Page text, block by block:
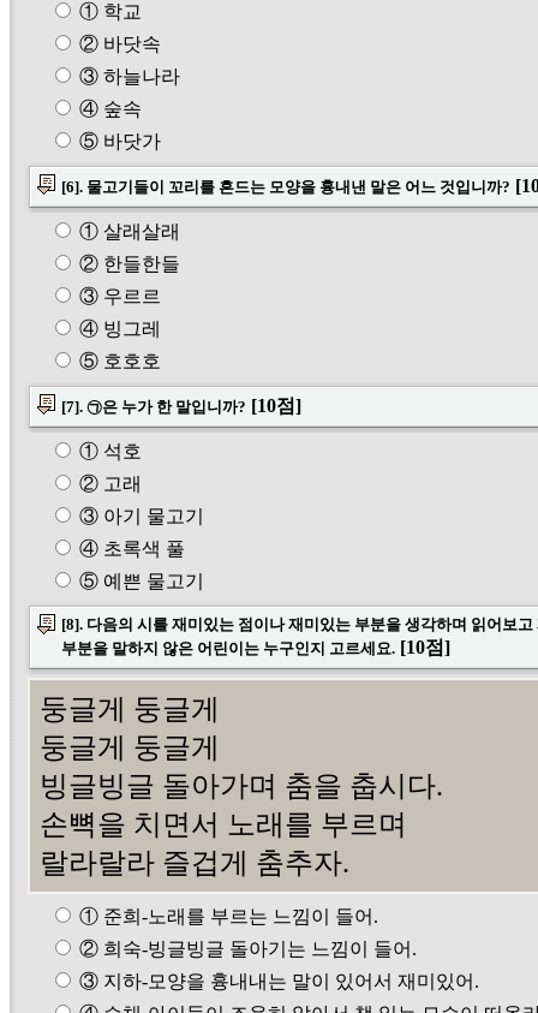
① 학교
② 바닷속
③ 하늘나라
④ 숲속
⑤ 바닷가
[6]. 물고기들이 꼬리를 흔드는 모양을 흉내낸 말은 어느 것입니까?
① 살래살래
② 한들한들
③ 우르르
④ 빙그레
⑤ 호호호
[7]. ㉠은 누가 한 말입니까? [10점]
① 석호
② 고래
③ 아기 물고기
④ 초록색 풀
⑤ 예쁜 물고기
[8]. 다음의 시를 재미있는 점이나 재미있는 부분을 생각하며 읽어보
부분을 말하지 않은 어린이는 누구인지 고르세요. [10점]
둥글게 둥글게
둥글게 둥글게
빙글빙글 돌아가며 춤을 춥시다.
손뼉을 치면서 노래를 부르며
랄라랄라 즐겁게 춤추자.
① 준희-노래를 부르는 느낌이 들어.
② 희숙-빙글빙글 돌아기는 느낌이 들어.
③ 지하-모양을 흉내내는 말이 있어서 재미있어.